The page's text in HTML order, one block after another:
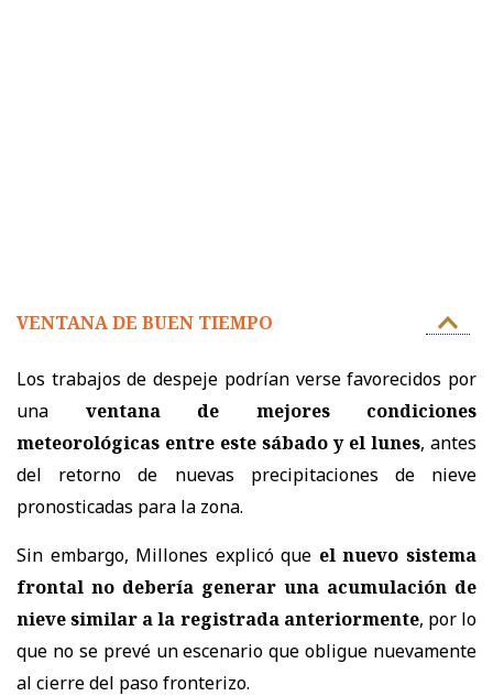
VENTANA DE BUEN TIEMPO
Los trabajos de despeje podrían verse favorecidos por
una ventana de mejores condiciones
meteorológicas entre este sábado y el lunes, antes
del retorno de nuevas precipitaciones de nieve
pronosticadas para la zona.
Sin embargo, Millones explicó que el nuevo sistema
frontal no debería generar una acumulación de
nieve similar a la registrada anteriormente, por lo
que no se prevé un escenario que obligue nuevamente
al cierre del paso fronterizo.